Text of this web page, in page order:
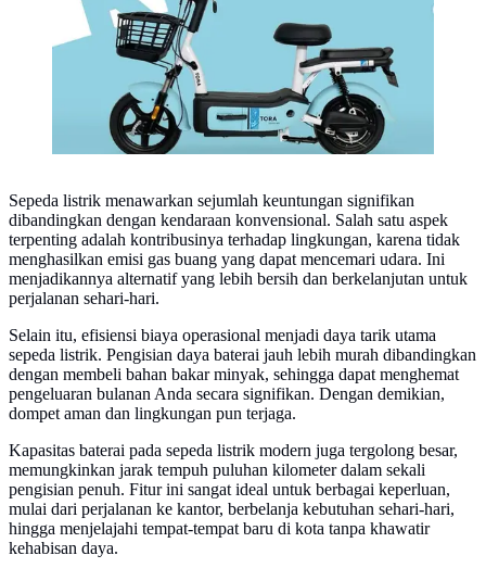
Sepeda listrik menawarkan sejumlah keuntungan signifikan
dibandingkan dengan kendaraan konvensional. Salah satu aspek
terpenting adalah kontribusinya terhadap lingkungan, karena tidak
menghasilkan emisi gas buang yang dapat mencemari udara. Ini
menjadikannya alternatif yang lebih bersih dan berkelanjutan untuk
perjalanan sehari-hari.
Selain itu, efisiensi biaya operasional menjadi daya tarik utama
sepeda listrik. Pengisian daya baterai jauh lebih murah dibandingkan
dengan membeli bahan bakar minyak, sehingga dapat menghemat
pengeluaran bulanan Anda secara signifikan. Dengan demikian,
dompet aman dan lingkungan pun terjaga.
Kapasitas baterai pada sepeda listrik modern juga tergolong besar,
memungkinkan jarak tempuh puluhan kilometer dalam sekali
pengisian penuh. Fitur ini sangat ideal untuk berbagai keperluan,
mulai dari perjalanan ke kantor, berbelanja kebutuhan sehari-hari,
hingga menjelajahi tempat-tempat baru di kota tanpa khawatir
kehabisan daya.